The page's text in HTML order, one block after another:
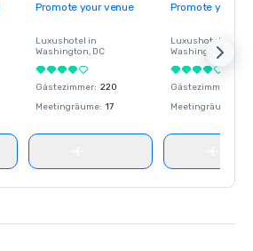
Promote your venue
Luxushotel in
Washington, DC
Gästezimmer: 220
Meetingräume: 17
Promote your
Luxushotel in
Washington
Gästezimmer
Meetingräume